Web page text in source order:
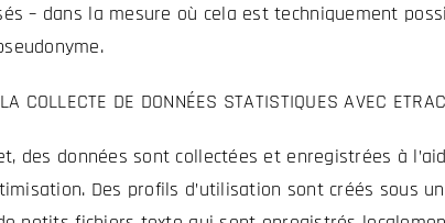
– dans la mesure où cela est techniquement
COLLECTE DE DONNÉES STATISTIQUES AVEC
des données sont collectées et enregistrées à
Des profils d’utilisation sont créés sous